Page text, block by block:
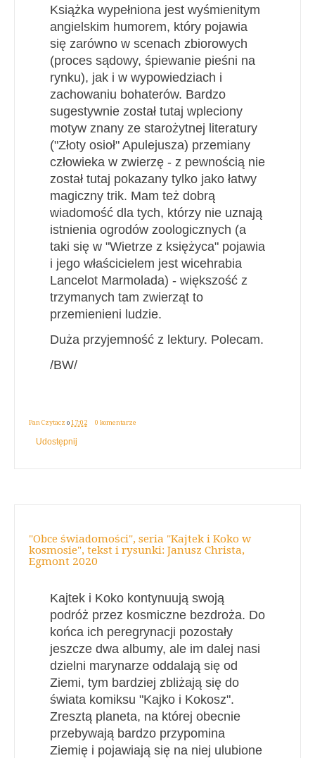
Książka wypełniona jest wyśmienitym
angielskim humorem, który pojawia
się zarówno w scenach zbiorowych
(proces sądowy, śpiewanie pieśni na
rynku), jak i w wypowiedziach i
zachowaniu bohaterów. Bardzo
sugestywnie został tutaj wpleciony
motyw znany ze starożytnej literatury
("Złoty osioł" Apulejusza) przemiany
człowieka w zwierzę - z pewnością nie
został tutaj pokazany tylko jako łatwy
magiczny trik. Mam też dobrą
wiadomość dla tych, którzy nie uznają
istnienia ogrodów zoologicznych (a
taki się w "Wietrze z księżyca" pojawia
i jego właścicielem jest wicehrabia
Lancelot Marmolada) - większość z
trzymanych tam zwierząt to
przemienieni ludzie.
Duża przyjemność z lektury. Polecam.
/BW/
Pan Czytacz o 17:02 0 komentarze
Udostępnij
"Obce świadomości", seria "Kajtek i Koko w
kosmosie", tekst i rysunki: Janusz Christa,
Egmont 2020
Kajtek i Koko kontynuują swoją
podróż przez kosmiczne bezdroża. Do
końca ich peregrynacji pozostały
jeszcze dwa albumy, ale im dalej nasi
dzielni marynarze oddalają się od
Ziemi, tym bardziej zbliżają się do
świata komiksu "Kajko i Kokosz".
Zresztą planeta, na której obecnie
przebywają bardzo przypomina
Ziemię i pojawiają się na niej ulubione